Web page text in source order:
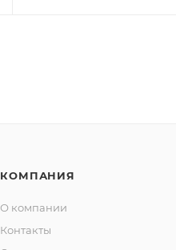
КОМПАНИЯ
О компании
Контакты